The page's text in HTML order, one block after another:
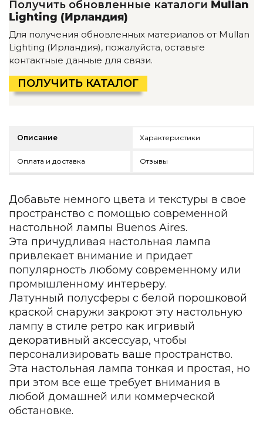
Детская мебель
Уличная и садовая мебель
Фитнес и wellness-оборудование
Коллекции
ROOM — Modern
INTERRA — Soft Modern
ARTOPIA — Mid-Century
Подбор, производство и комплектация по вашему
Декор
Для кухни
Предметы интерьера
Зеркала
Вентиляторы
Ковры
Зеленые стены
Дизайнерские кальяны
Подбор, производство и комплектация по вашему
Сантехника и инженерия
Дизайнерские ванны
Подбор, производство и комплектация по вашему
Отделка и ремонт
Стены
Акустические панели
Получить обновленные каталоги Mullan
Lighting (Ирландия)
Для получения обновленных материалов от Mullan
Lighting (Ирландия), пожалуйста, оставьте
контактные данные для связи.
ПОЛУЧИТЬ КАТАЛОГ
Описание Характеристики
Оплата и доставка Отзывы
Добавьте немного цвета и текстуры в свое
пространство с помощью современной
настольной лампы Buenos Aires.
Эта причудливая настольная лампа
привлекает внимание и придает
популярность любому современному или
промышленному интерьеру.
Латунный полусферы с белой порошковой
краской снаружи закроют эту настольную
лампу в стиле ретро как игривый
декоративный аксессуар, чтобы
персонализировать ваше пространство.
Эта настольная лампа тонкая и простая, но
при этом все еще требует внимания в
любой домашней или коммерческой
обстановке.